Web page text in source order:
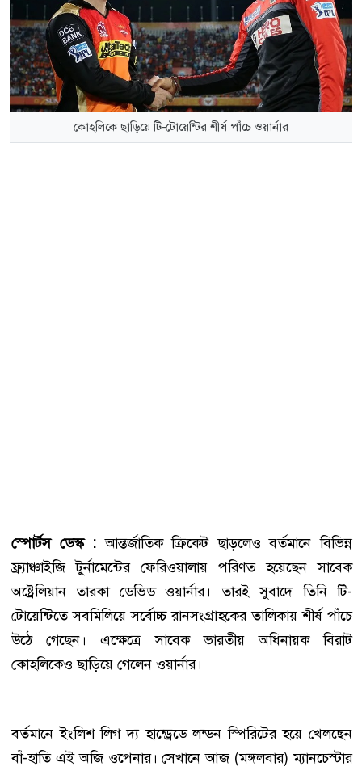
কোহলিকে ছাড়িয়ে টি-টোয়েন্টির শীর্ষ পাঁচে ওয়ার্নার
স্পোর্টস ডেস্ক : আন্তর্জাতিক ক্রিকেট ছাড়লেও বর্তমানে বিভিন্ন
ফ্র্যাঞ্চাইজি টুর্নামেন্টের ফেরিওয়ালায় পরিণত হয়েছেন সাবেক
অষ্ট্রেলিয়ান তারকা ডেভিড ওয়ার্নার। তারই সুবাদে তিনি টি-
টোয়েন্টিতে সবমিলিয়ে সর্বোচ্চ রানসংগ্রাহকের তালিকায় শীর্ষ পাঁচে
উঠে গেছেন। এক্ষেত্রে সাবেক ভারতীয় অধিনায়ক বিরাট
কোহলিকেও ছাড়িয়ে গেলেন ওয়ার্নার।
বর্তমানে ইংলিশ লিগ দ্য হান্ড্রেডে লন্ডন স্পিরিটের হয়ে খেলছেন
বাঁ-হাতি এই অজি ওপেনার। সেখানে আজ (মঙ্গলবার) ম্যানচেস্টার